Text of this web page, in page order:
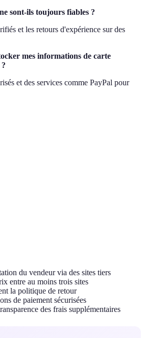
sont-ils toujours fiables ?
et les retours d'expérience sur des
mes informations de carte
et des services comme PayPal pour
du vendeur via des sites tiers
entre au moins trois sites
la politique de retour
de paiement sécurisées
des frais supplémentaires